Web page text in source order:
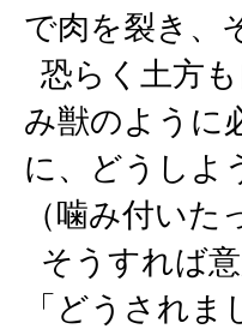
で肉を裂き
恐らく土方
み獣のように
に、どうしよ
（噛み付いた
そうすれば
「どうされ